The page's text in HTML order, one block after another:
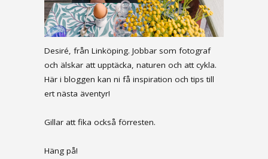
Desiré, från Linköping. Jobbar som fotograf
och älskar att upptäcka, naturen och att cykla.
Här i bloggen kan ni få inspiration och tips till
ert nästa äventyr!
Gillar att fika också förresten.
Häng på!